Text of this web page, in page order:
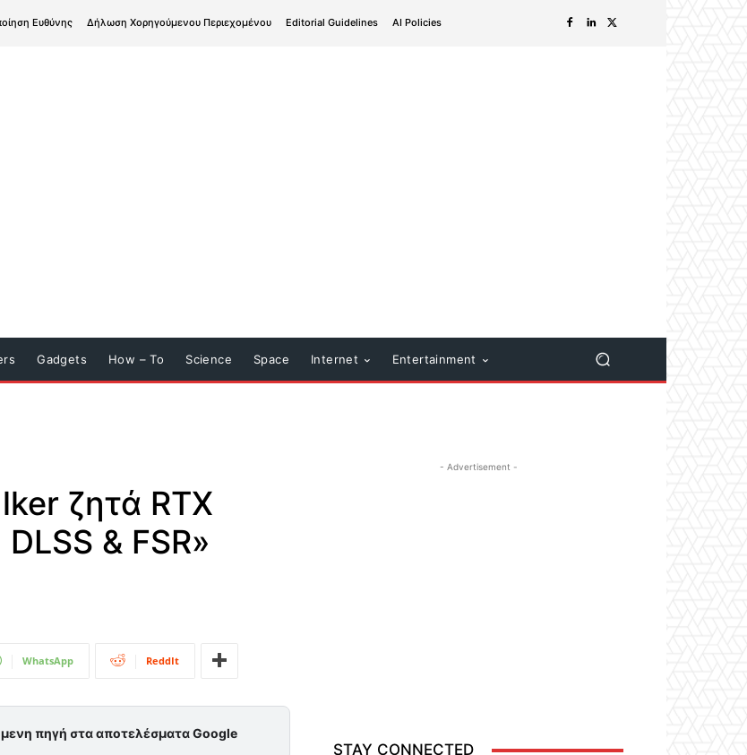
Ευθύνης Δήλωση Χορηγούμενου Περιεχομένου Editorial Guidelines AI Policies
Gadgets How – To Science Space Internet Entertainment
ζητά RTX
& FSR»
WhatsApp ReddIt
πηγή στα αποτελέσματα Google
- Advertisement -
STAY CONNECTED